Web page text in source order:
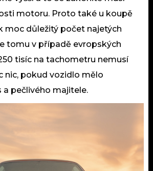
motoru. Proto také u koupě
moc důležitý počet najetých
tomu v případě evropských
tisíc na tachometru nemusí
nic, pokud vozidlo mělo
a pečlivého majitele.